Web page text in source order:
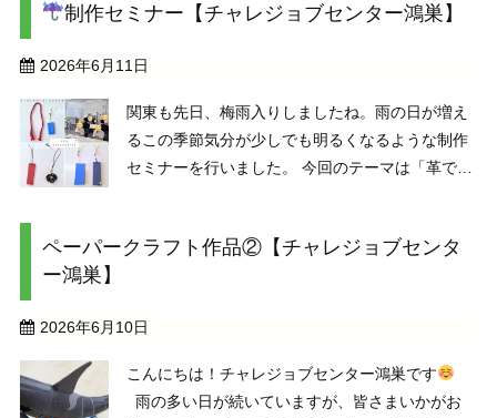
大切です。 指 ...
制作セミナー【チャレジョブセンター鴻巣】
2026年6月11日
関東も先日、梅雨入りしましたね。雨の日が増え
るこの季節気分が少しでも明るくなるような制作
セミナーを行いました。 今回のテーマは「革でつ
を選び、型を整え、穴を開け金具をつけて仕上げ
ペーパークラフト作品②【チャレジョブセンタ
ー鴻巣】
2026年6月10日
こんにちは！チャレジョブセンター鴻巣です
雨の多い日が続いていますが、皆さまいかがお